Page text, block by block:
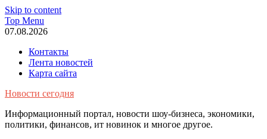
Skip to content
Top Menu
07.08.2026
Контакты
Лента новостей
Карта сайта
Новости сегодня
Информационный портал, новости шоу-бизнеса, экономики,
политики, финансов, ит новинок и многое другое.